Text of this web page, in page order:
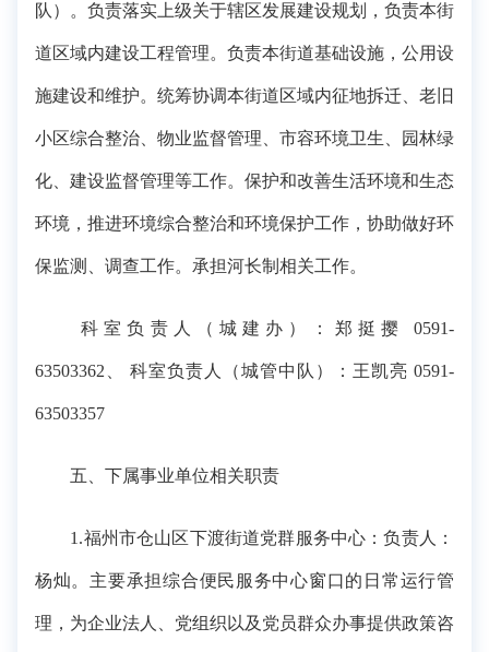
队）。负责落实上级关于辖区发展建设规划，负责本街
道区域内建设工程管理。负责本街道基础设施，公用设
施建设和维护。统筹协调本街道区域内征地拆迁、老旧
小区综合整治、物业监督管理、市容环境卫生、园林绿
化、建设监督管理等工作。保护和改善生活环境和生态
环境，推进环境综合整治和环境保护工作，协助做好环
保监测、调查工作。承担河长制相关工作。
科室负责人（城建办）：郑挺撄 0591-
63503362、 科室负责人（城管中队）：王凯亮 0591-
63503357
五、下属事业单位相关职责
1.福州市仓山区下渡街道党群服务中心：负责人：
杨灿。主要承担综合便民服务中心窗口的日常运行管
理，为企业法人、党组织以及党员群众办事提供政策咨